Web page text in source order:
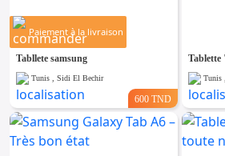
Paiement à la livraison
Tabllete samsung
Tunis , Sidi El Bechir
600 TND
Tunis